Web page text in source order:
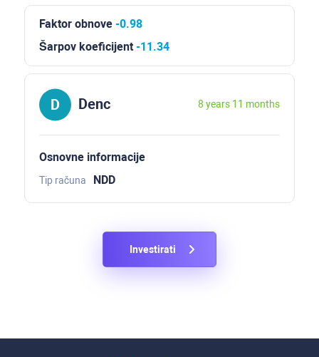
Faktor obnove -0.98
Šarpov koeficijent-11.34
Denc 8 years 11 months
Osnovne informacije
Tip računa NDD
Investirati